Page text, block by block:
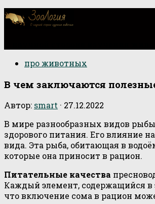
про животных
В чем заключаются
Автор: smart · 27.12.2022
В мире разнообразных видов
здорового питания. Его влияние
вида. Эта рыба, обитающая в
которые она приносит в рацион.
Питательные качества
Каждый элемент, содержащийся в
что включение сома в рацион